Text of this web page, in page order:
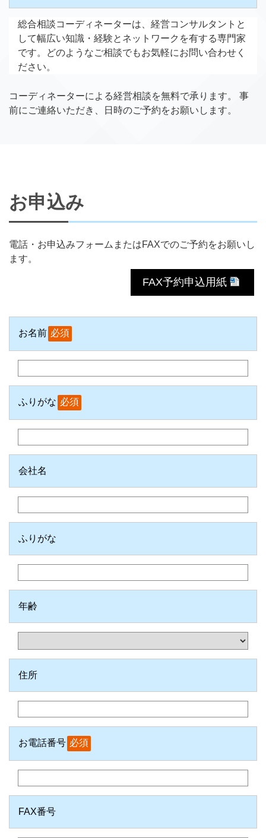
総合相談コーディネーターは、経営コンサルタントと
して幅広い知識・経験とネットワークを有する専門家
です。どのようなご相談でもお気軽にお問い合わせく
ださい。
コーディネーターによる経営相談を無料で承ります。 事
前にご連絡いただき、日時のご予約をお願いします。
お申込み
電話・お申込みフォームまたはFAXでのご予約をお願いし
ます。
FAX予約申込用紙
お名前 必須
ふりがな 必須
会社名
ふりがな
年齢
住所
お電話番号 必須
FAX番号